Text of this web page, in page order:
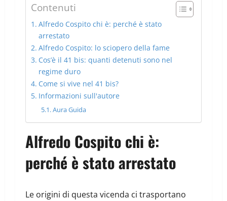
Contenuti
Alfredo Cospito chi è: perché è stato
arrestato
Alfredo Cospito: lo sciopero della fame
Cos’è il 41 bis: quanti detenuti sono nel
regime duro
Come si vive nel 41 bis?
Informazioni sull'autore
Aura Guida
Alfredo Cospito chi è:
perché è stato arrestato
Le origini di questa vicenda ci trasportano